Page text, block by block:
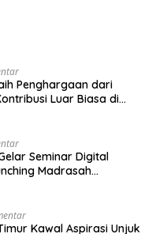
Penghargaan dari
Luar Biasa di
Seminar Digital
Madrasah
Kawal Aspirasi Unjuk